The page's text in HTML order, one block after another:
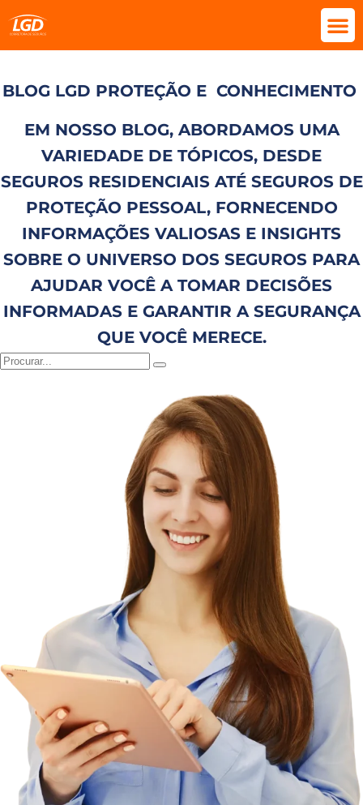
BLOG LGD PROTEÇÃO E CONHECIMENTO
EM NOSSO BLOG, ABORDAMOS UMA
VARIEDADE DE TÓPICOS, DESDE
SEGUROS RESIDENCIAIS ATÉ SEGUROS DE
PROTEÇÃO PESSOAL, FORNECENDO
INFORMAÇÕES VALIOSAS E INSIGHTS
SOBRE O UNIVERSO DOS SEGUROS PARA
AJUDAR VOCÊ A TOMAR DECISÕES
INFORMADAS E GARANTIR A SEGURANÇA
QUE VOCÊ MERECE.